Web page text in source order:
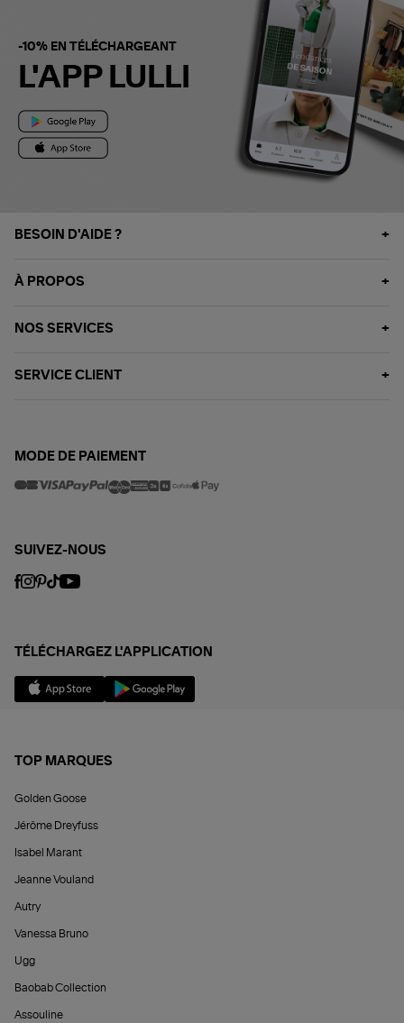
-10% EN TÉLÉCHARGEANT
L'APP LULLI
BESOIN D'AIDE ?
À PROPOS
NOS SERVICES
SERVICE CLIENT
MODE DE PAIEMENT
SUIVEZ-NOUS
TÉLÉCHARGEZ L'APPLICATION
TOP MARQUES
Golden Goose
Jérôme Dreyfuss
Isabel Marant
Jeanne Vouland
Autry
Vanessa Bruno
Ugg
Baobab Collection
Assouline